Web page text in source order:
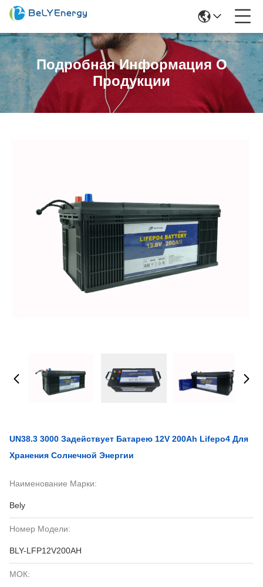
Подробная Информация О
Продукции
UN38.3 3000 Задействует Батарею 12V 200Ah Lifepo4 Для
Хранения Солнечной Энергии
Наименование Марки:
Bely
Номер Модели:
BLY-LFP12V200AH
МОК: